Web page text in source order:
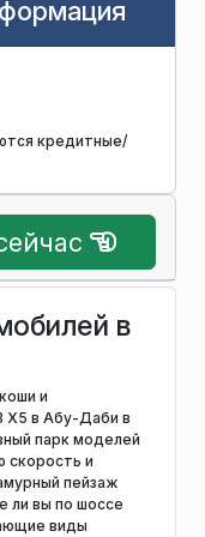
кредитные/
в
и
Х5 в Абу-Даби в
парк моделей
скорость и
пейзаж
ли вы по шоссе
виды